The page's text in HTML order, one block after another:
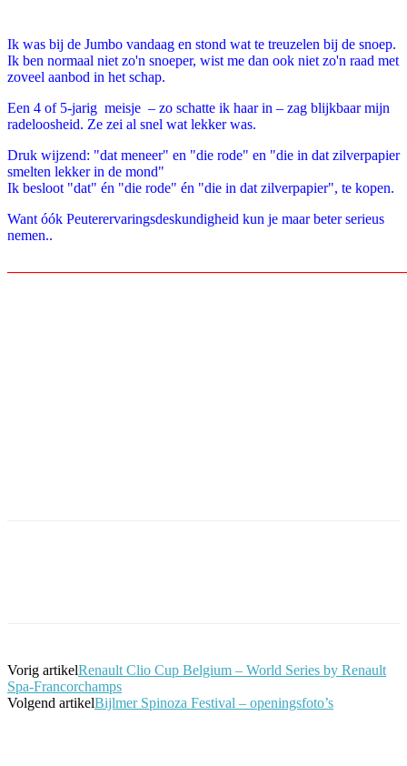
Ik was bij de Jumbo vandaag en stond wat te treuzelen bij de snoep.
Ik ben normaal niet zo'n snoeper, wist me dan ook niet zo'n raad met
zoveel aanbod in het schap.
Een 4 of 5-jarig meisje – zo schatte ik haar in – zag blijkbaar mijn
radeloosheid. Ze zei al snel wat lekker was.
Druk wijzend: "dat meneer" en "die rode" en "die in dat zilverpapier
smelten lekker in de mond"
Ik besloot "dat" én "die rode" én "die in dat zilverpapier", te kopen.
Want óók Peuterervaringsdeskundigheid kun je maar beter serieus
nemen..
Vorig artikelRenault Clio Cup Belgium – World Series by Renault
Spa-Francorchamps
Volgend artikelBijlmer Spinoza Festival – openingsfoto’s